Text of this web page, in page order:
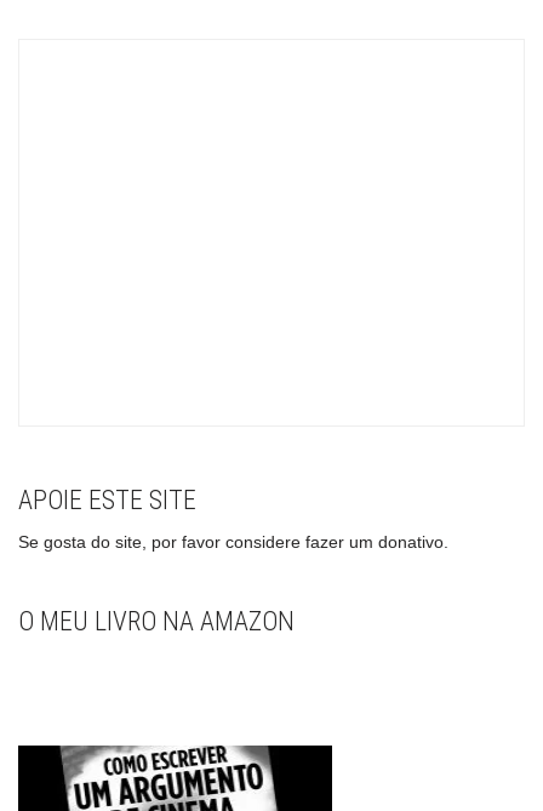
APOIE ESTE SITE
Se gosta do site, por favor considere fazer um donativo.
O MEU LIVRO NA AMAZON